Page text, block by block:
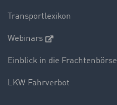
Transportlexikon
Webinars
Einblick in die Frachtenbörse
LKW Fahrverbot